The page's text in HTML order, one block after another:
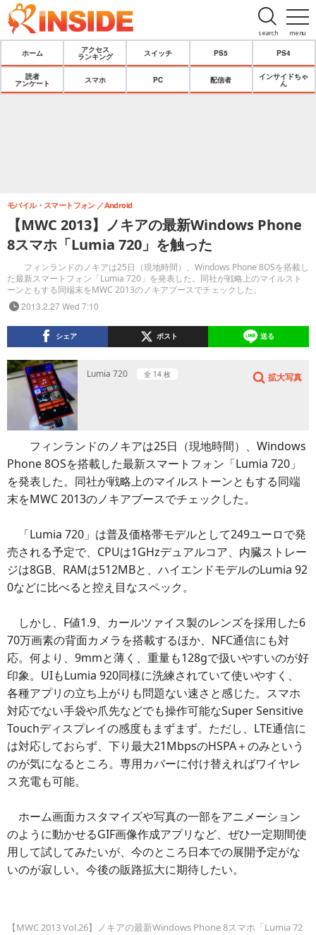
menu
search
ホーム
アクセス
ランキング
スイッチ PS5 PS4
読者
アンケート
スマホ PC 配信者
インサイドちゃ
ん
【MWC 2013】ノキアの最新Windows Phone
8スマホ「Lumia 720」を触った
フィンランドのノキアは25日（現地時間）、Windows Phone 8OSを搭載し
た最新スマートフォン「Lumia 720」を発表した。同社が戦略上のマイルスト
ーンともする同端末をMWC 2013のノキアブースでチェックした。
モバイル・スマートフォン Android
2013.2.27 Wed 7:10
シェア ポスト 送る
Lumia 720 全 14 枚 拡大写真
フィンランドのノキアは25日（現地時間）、Windows
Phone 8OSを搭載した最新スマートフォン「Lumia 720」
を発表した。同社が戦略上のマイルストーンともする同端
末をMWC 2013のノキアブースでチェックした。
「Lumia 720」は普及価格帯モデルとして249ユーロで発
売される予定で、CPUは1GHzデュアルコア、内臓ストレー
ジは8GB、RAMは512MBと、ハイエンドモデルのLumia 92
0などに比べると控え目なスペック。
しかし、F値1.9、カールツァイス製のレンズを採用した6
70万画素の背面カメラを搭載するほか、NFC通信にも対
応。何より、9mmと薄く、重量も128gで扱いやすいのが好
印象。UIもLumia 920同様に洗練されていて使いやすく、
各種アプリの立ち上がりも問題ない速さと感じた。スマホ
対応でない手袋や爪先などでも操作可能なSuper Sensitive
Touchディスプレイの感度もまずまず。ただし、LTE通信に
は対応しておらず、下り最大21MbpsのHSPA＋のみという
のが気になるところ。専用カバーに付け替えればワイヤレ
ス充電も可能。
ホーム画面カスタマイズや写真の一部をアニメーション
のように動かせるGIF画像作成アプリなど、ぜひ一定期間使
用して試してみたいが、今のところ日本での展開予定がな
いのが寂しい。今後の販路拡大に期待したい。
【MWC 2013 Vol.26】ノキアの最新Windows Phone 8スマホ「Lumia 72